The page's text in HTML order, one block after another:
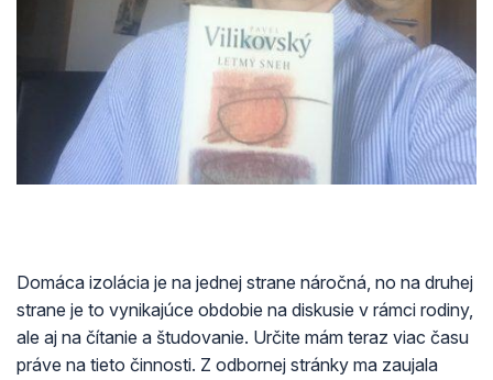
Domáca izolácia je na jednej strane náročná, no na druhej
strane je to vynikajúce obdobie na diskusie v rámci rodiny,
ale aj na čítanie a študovanie. Určite mám teraz viac času
práve na tieto činnosti. Z odbornej stránky ma zaujala